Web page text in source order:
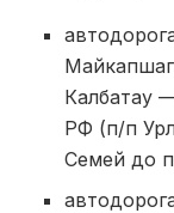
Калбатау
РФ (п/п
Семей до